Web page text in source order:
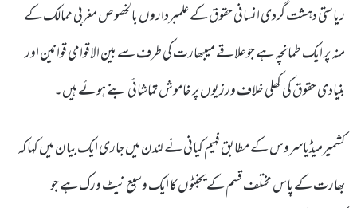
ریاستی دہشت گردی انسانی حقوق کے علمبرداروں بالخصوص مغربی ممالک کے
منہ پر ایک طمانچہ ہے جو علاقے میںبھارت کی طرف سے بین الاقوامی قوانین اور
بنیادی حقوق کی کھلی خلاف ورزیوں پر خاموش تماشائی بنے ہوئے ہیں۔
کشمیرمیڈیاسروس کے مطابق فہیم کیانی نے لندن میں جاری ایک بیان میں کہا کہ
بھارت کے پاس مختلف قسم کے یجنٹوں کا ایک وسیع نیٹ ورک ہے جو